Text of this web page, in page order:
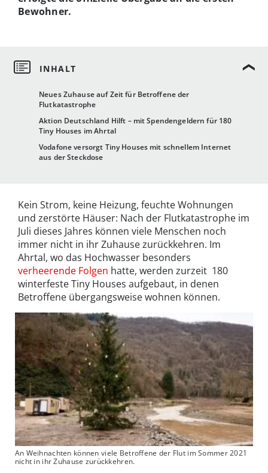
Neues Zuhause auf Zeit für Betroffene der
Flutkatastrophe
Aktion Deutschland Hilft – mit Spendengeldern für 180
Tiny Houses im Ahrtal
Vodafone versorgt Tiny Houses mit schnellem Internet
aus der Steckdose
Bewohner.
Kein Strom, keine Heizung, feuchte Wohnungen
und zerstörte Häuser: Nach der Flutkatastrophe im
Juli dieses Jahres können viele Menschen noch
immer nicht in ihr Zuhause zurückkehren. Im
Ahrtal, wo das Hochwasser besonders
verheerende Folgen hatte, werden zurzeit 180
winterfeste Tiny Houses aufgebaut, in denen
Betroffene übergangsweise wohnen können.
An Weihnachten können viele Betroffene der Flut im Sommer 2021
nicht in ihr Zuhause zurückkehren.